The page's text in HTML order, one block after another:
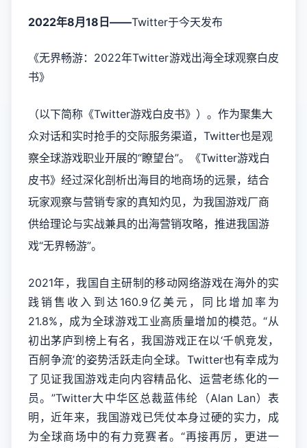
2022年8月 18 日 ——Twitter于今天发布
《无界畅游：2022年Twitter游戏出海全球观察白皮
书》
（以下简称《Twitter游戏白皮书》）。作为聚集大
众对话和实时抢手的交际服务渠道，Twitter也是观
察全球游戏职业开展的“瞭望台”。《Twitter游戏白
皮书》经过深化剖析出海目的地商场的远景，结合
玩家观察与营销专家的真知灼见，为我国游戏厂商
供给理论与实战兼具的出海营销攻略，推进我国游
戏“无界畅游”。
2021年，我国自主研制的移动网络游戏在海外的实
践销售收入到达160.9亿美元，同比增加率为
21.8%，成为全球游戏工业高质量增加的模范。“从
初出茅庐到榜上有名，我国游戏正在以‘千帆竞发，
百舸争流’的姿势活跃走向全球。Twitter也有幸成为
了见证我国游戏走向内容精品化、运营老练化的一
员。”Twitter大中华区总裁蓝伟纶（Alan Lan）表
明，近年来，我国游戏已凭仗本身过硬的实力，成
为全球商场中的有力竞赛者。“再接再厉，更进一